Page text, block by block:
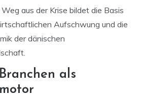
aus der Krise bildet die Basis
Aufschwung und die
der dänischen
als